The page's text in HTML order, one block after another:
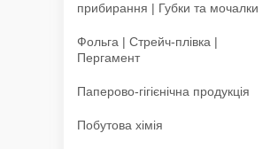
прибирання | Губки та мочалки
Фольга | Стрейч-плівка |
Пергамент
Паперово-гігієнічна продукція
Побутова хімія